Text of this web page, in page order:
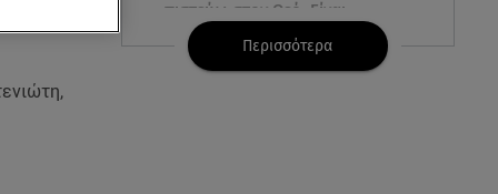
πιστεύω στον Θεό. Είναι
δημιούργημα του ανθρώπου»
Περισσότερα